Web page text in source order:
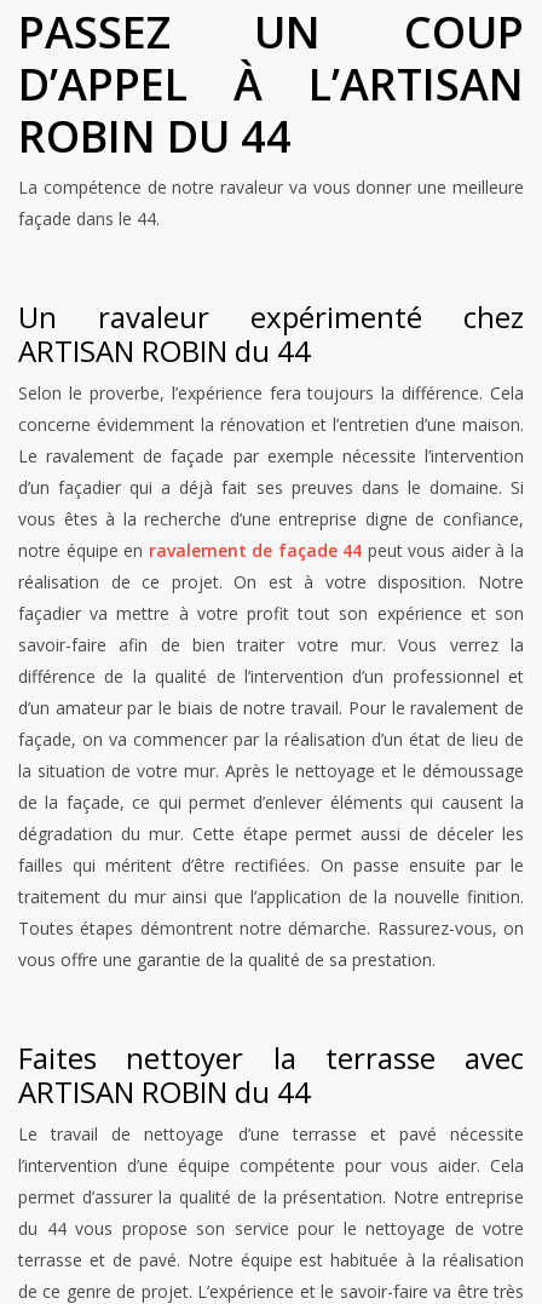
PASSEZ UN COUP
D’APPEL À L’ARTISAN
ROBIN DU 44
La compétence de notre ravaleur va vous donner une meilleure
façade dans le 44.
Un ravaleur expérimenté chez
ARTISAN ROBIN du 44
Selon le proverbe, l’expérience fera toujours la différence. Cela
concerne évidemment la rénovation et l’entretien d’une maison.
Le ravalement de façade par exemple nécessite l’intervention
d’un façadier qui a déjà fait ses preuves dans le domaine. Si
vous êtes à la recherche d’une entreprise digne de confiance,
notre équipe en ravalement de façade 44 peut vous aider à la
réalisation de ce projet. On est à votre disposition. Notre
façadier va mettre à votre profit tout son expérience et son
savoir-faire afin de bien traiter votre mur. Vous verrez la
différence de la qualité de l’intervention d’un professionnel et
d’un amateur par le biais de notre travail. Pour le ravalement de
façade, on va commencer par la réalisation d’un état de lieu de
la situation de votre mur. Après le nettoyage et le démoussage
de la façade, ce qui permet d’enlever éléments qui causent la
dégradation du mur. Cette étape permet aussi de déceler les
failles qui méritent d’être rectifiées. On passe ensuite par le
traitement du mur ainsi que l’application de la nouvelle finition.
Toutes étapes démontrent notre démarche. Rassurez-vous, on
vous offre une garantie de la qualité de sa prestation.
Faites nettoyer la terrasse avec
ARTISAN ROBIN du 44
Le travail de nettoyage d’une terrasse et pavé nécessite
l’intervention d’une équipe compétente pour vous aider. Cela
permet d’assurer la qualité de la présentation. Notre entreprise
du 44 vous propose son service pour le nettoyage de votre
terrasse et de pavé. Notre équipe est habituée à la réalisation
de ce genre de projet. L’expérience et le savoir-faire va être très